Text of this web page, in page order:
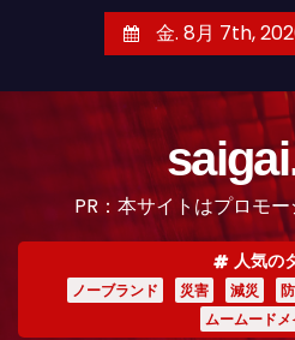
金. 8月 7th,
PR：本サイトはプロモ
人気の
ノーブランド 災害 減災
ムームードメ